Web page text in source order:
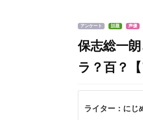
アンケート 話題 声優
保志総一
ラ？百？
ライター：にじ